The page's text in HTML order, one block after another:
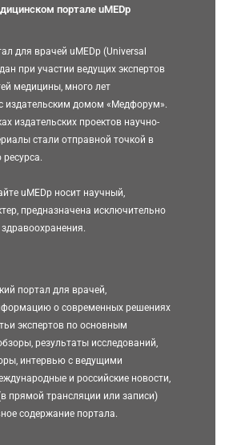
портале uMEDp
для врачей uMEDp (Universal
при участии ведущих экспертов
медицины, много лет
издательским домом «Медфорум».
издательских проектов научно-
стали отправной точкой в
ресурса.
uMEDp носит научный,
предназначена исключительно
портал для врачей,
о современных решениях
экспертов по основным
результаты исследований,
интервью с ведущими
и российские новости,
прямой трансляции или записи)
содержание портала.